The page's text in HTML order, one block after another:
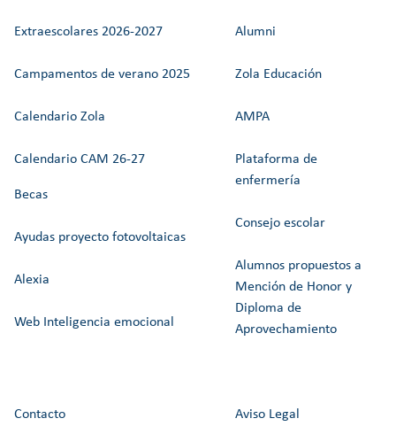
Extraescolares 2026-2027
Campamentos de verano 2025
Calendario Zola
Calendario CAM 26-27
Becas
Ayudas proyecto fotovoltaicas
Alexia
Web Inteligencia emocional
Alumni
Zola Educación
AMPA
Plataforma de
enfermería
Consejo escolar
Alumnos propuestos a
Mención de Honor y
Diploma de
Aprovechamiento
Contacto Aviso Legal